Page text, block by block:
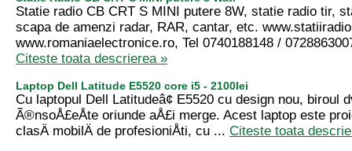
Statie radio CB CRT S MINI putere 8W, statie radio tir,
scapa de amenzi radar, RAR, cantar, etc.
www.romaniaelectronice.ro, Tel 0740188148 /
Citeste toata descrierea »
Laptop Dell Latitude E5520 core i5 - 2100lei
Cu laptopul Dell Latitudeâ¢ E5520 cu design nou, biroul
Ã®nsoÅ£eÅte oriunde aÅ£i merge. Acest laptop este
clasÄ mobilÄ de profesioniÅti, cu ... Citeste toata